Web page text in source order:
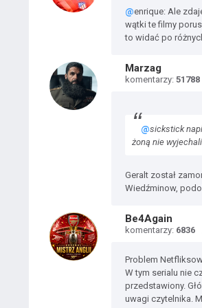
@enrique: Ale
wątki te filmy
to widać po
Marzag
komentarzy: 51788
@sickstick
żoną nie
Geralt został
Wiedźminow,
Be4Again
komentarzy: 6836
Problem
W tym serialu nie
przedstawiony.
uwagi czytelnika.